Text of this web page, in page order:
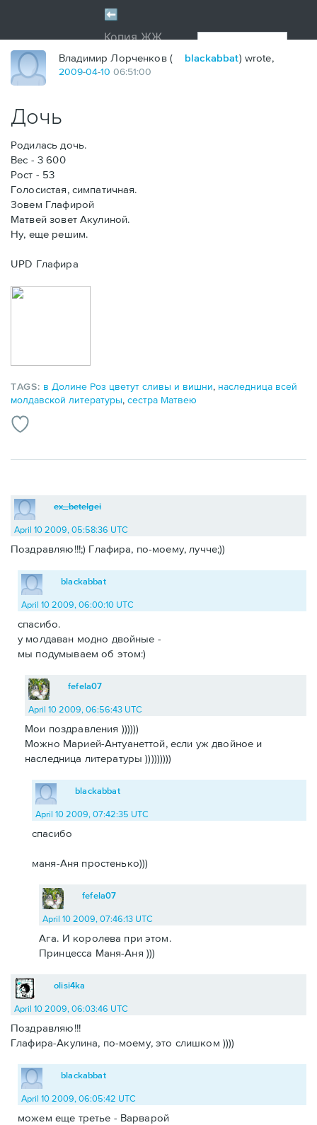
Владимир Лорченков ( blackabbat) wrote,
2009-04-10 06:51:00
Дочь
Родилась дочь.
Вес - 3 600
Рост - 53
Голосистая, симпатичная.
Зовем Глафирой
Матвей зовет Акулиной.
Ну, еще решим.
UPD Глафира
TAGS: в Долине Роз цветут сливы и вишни, наследница всей
молдавской литературы, сестра Матвею
ex_betelgei
April 10 2009, 05:58:36 UTC
Поздравляю!!!;) Глафира, по-моему, лучче;))
blackabbat
April 10 2009, 06:00:10 UTC
спасибо.
у молдаван модно двойные -
мы подумываем об этом:)
fefela07
April 10 2009, 06:56:43 UTC
Мои поздравления ))))))
Можно Марией-Антуанеттой, если уж двойное и
наследница литературы )))))))))
blackabbat
April 10 2009, 07:42:35 UTC
спасибо
маня-Аня простенько)))
fefela07
April 10 2009, 07:46:13 UTC
Ага. И королева при этом.
Принцесса Маня-Аня )))
olisi4ka
April 10 2009, 06:03:46 UTC
Поздравляю!!!
Глафира-Акулина, по-моему, это слишком ))))
blackabbat
April 10 2009, 06:05:42 UTC
можем еще третье - Варварой